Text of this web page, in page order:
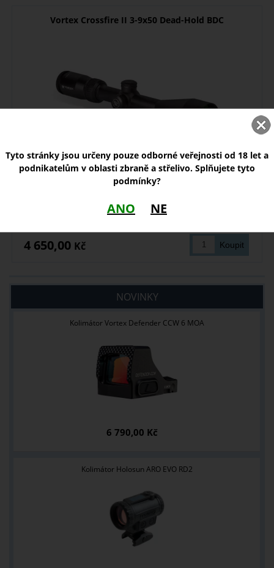
Vortex Crossfire II 3-9x50 Dead-Hold BDC
Puškohled Vortex Crossfire II 3-9x50, Dead-Hold, BDC, MOA
na dotaz
4 650,00 Kč
NOVINKY
Kolimátor Vortex Defender CCW 6 MOA
6 790,00 Kč
Kolimátor Holosun ARO EVO RD2
Tyto stránky jsou určeny pouze odborné veřejnosti od 18 let a
podnikatelům v oblasti zbraně a střelivo. Splňujete tyto
podmínky?
ANO NE